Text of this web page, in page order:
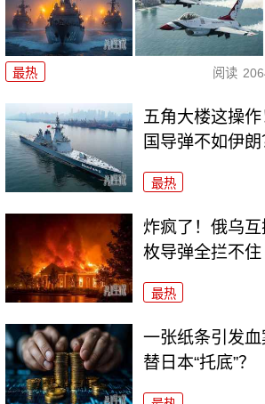
最热 阅读
五角大楼这操
国导弹不如伊朗
最热
炸疯了！俄乌互
枚导弹全拦不住
最热
一张纸条引发
替日本“托底”？